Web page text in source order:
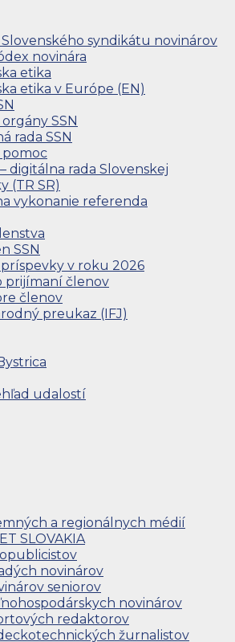
syndikátu novinárov
novinára
etika
etika v Európe (EN)
orgány SSN
rada SSN
pomoc
digitálna rada Slovenskej
(TR SR)
vykonanie referenda
SSN
v roku 2026
prijímaní členov
členov
preukaz (IFJ)
udalostí
a regionálnych médií
SLOVAKIA
novinárov
seniorov
novinárov
redaktorov
žurnalistov